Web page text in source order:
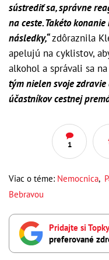
sústrediť sa, správne
na ceste. Takéto
následky,“zdôraznila
apelujú na cyklistov,
alkohol a správali sa
tým nielen svoje
účastníkov cestnej
1
Viac o téme: Nemocnica,
Bebravou
Pridajte si
preferované